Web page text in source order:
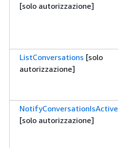
[solo autorizzazione]
ListConversations [solo
autorizzazione]
NotifyConversationIsActive
[solo autorizzazione]